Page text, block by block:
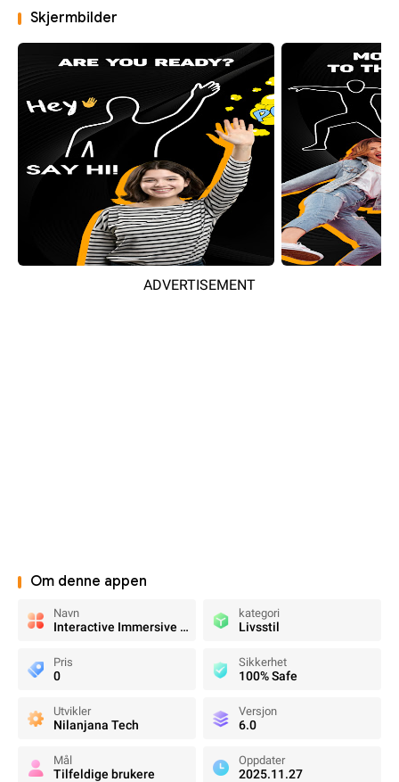
Skjermbilder
ADVERTISEMENT
Om denne appen
Navn
Interactive Immersive WarmUp
kategori
Livsstil
Pris
0
Sikkerhet
100% Safe
Utvikler
Nilanjana Tech
Versjon
6.0
Mål
Tilfeldige brukere
Oppdater
2025.11.27